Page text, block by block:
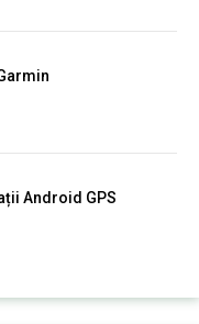
Android GPS